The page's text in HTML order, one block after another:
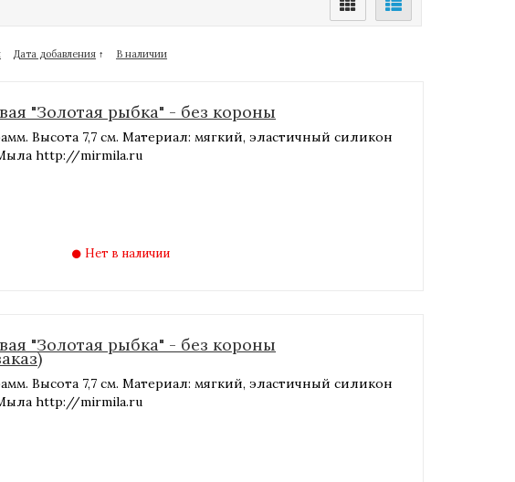
Дата добавления ↑ В наличии
"Золотая рыбка" - без короны
Высота 7,7 см. Материал: мягкий, эластичный силикон
http://mirmila.ru​
Нет в наличии
"Золотая рыбка" - без короны
Высота 7,7 см. Материал: мягкий, эластичный силикон
http://mirmila.ru​